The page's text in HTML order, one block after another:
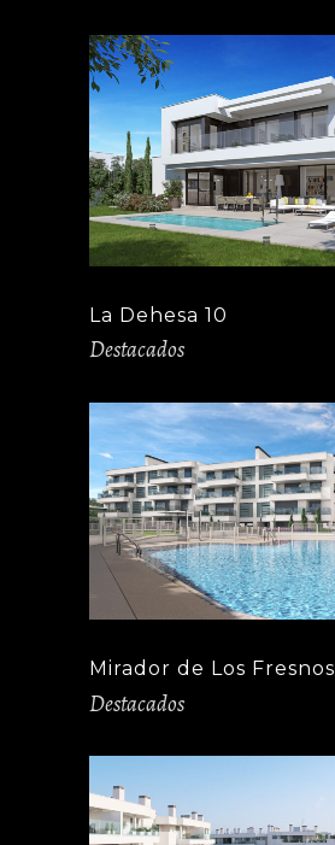
La Dehesa 10
Destacados
Mirador de Los Fresnos
Destacados